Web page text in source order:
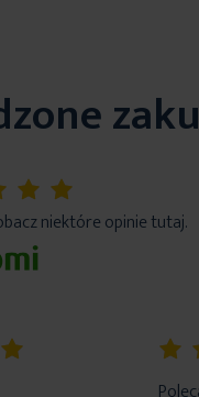
5%
niektóre opinie tutaj.